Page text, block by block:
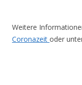
Weitere
Coronazeit oder